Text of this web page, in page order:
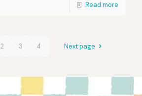
Read more
2 3 4 Next page